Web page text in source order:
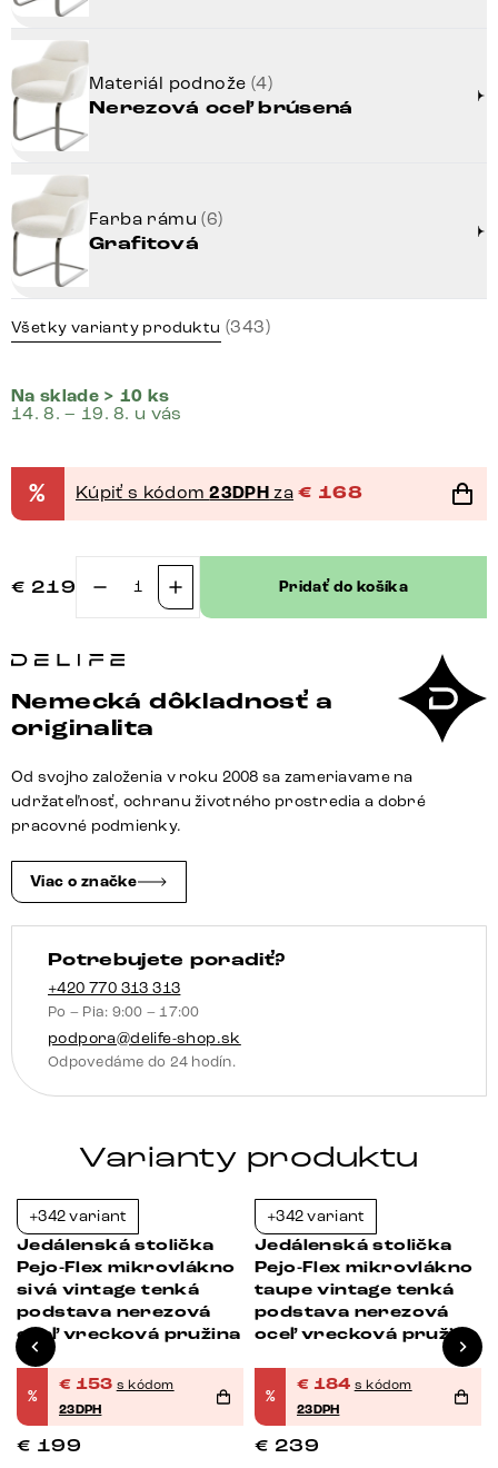
Materiál podnože (4)
Nerezová oceľ brúsená
Farba rámu(6)
Grafitová
Všetky varianty produktu (343)
Na sklade > 10 ks
14. 8. – 19. 8. u vás
% Kúpiť s kódom23DPH za € 168
€ 219
množstvo
jedálenská
Pejo-
Flex
bouclé
mäkký
béžová
jedálenská
stolička
plochá
grafitová
vrecková
pružina
Pridať do košíka
Nemecká dôkladnosť a
originalita
Od svojho založenia v roku 2008 sa zameriavame na
udržateľnosť, ochranu životného prostredia a dobré
pracovné podmienky.
Viac o značke
Potrebujete poradiť?
+420 770 313 313
Po – Pia: 9:00 – 17:00
podpora@delife-shop.sk
Odpovedáme do 24 hodín.
Varianty produktu
+342 variant
Jedálenská stolička
Pejo-Flex mikrovlákno
sivá vintage tenká
podstava nerezová
oceľ vrecková pružina
%
€ 153 s kódom
23DPH
€ 199
+342 variant
Jedálenská stolička
Pejo-Flex mikrovlákno
taupe vintage tenká
podstava nerezová
oceľ vrecková pružina
%
€ 184 s kódom
23DPH
€ 239